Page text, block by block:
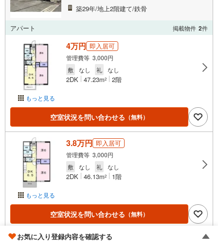
築29年/地上2階建て/鉄骨
アパート 掲載物件 2件
もっと見る
4万円 即入居可
管理費等 3,000円
敷
なし 礼 なし
2DK 47.23m2 2階
空室状況を問い合わせる （無料）
もっと見る
3.8万円 即入居可
管理費等 3,000円
敷
なし 礼 なし
2DK 46.13m2 1階
空室状況を問い合わせる （無料）
お気に入り登録内容を確認する